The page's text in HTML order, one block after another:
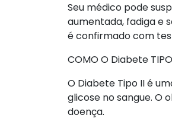
Seu médico pode
aumentada, fadiga e
é confirmado com
COMO O Diabete
O Diabete Tipo II é
glicose no sangue. O
doença.